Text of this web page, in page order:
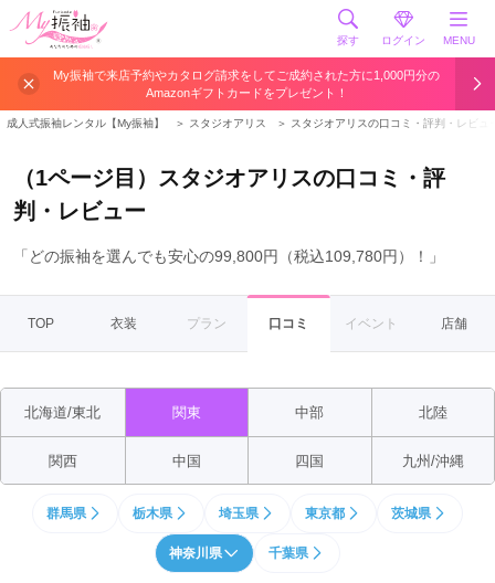
探す ログイン MENU
My振袖で来店予約やカタログ請求をしてご成約された方に1,000円分の
Amazonギフトカードをプレゼント！
成人式振袖レンタル【My振袖】 ＞ スタジオアリス ＞ スタジオアリスの口コミ・評判・レビュ
（1ページ目）スタジオアリスの口コミ・評
判・レビュー
「どの振袖を選んでも安心の99,800円（税込109,780円）！」
TOP 衣装 プラン 口コミ イベント 店舗
北海道/東北 関東 中部 北陸
関西 中国 四国 九州/沖縄
群馬県 栃木県 埼玉県 東京都 茨城県
神奈川県 千葉県